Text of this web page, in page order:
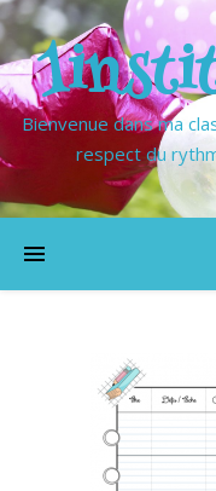
Bienvenue dans ma
respect du